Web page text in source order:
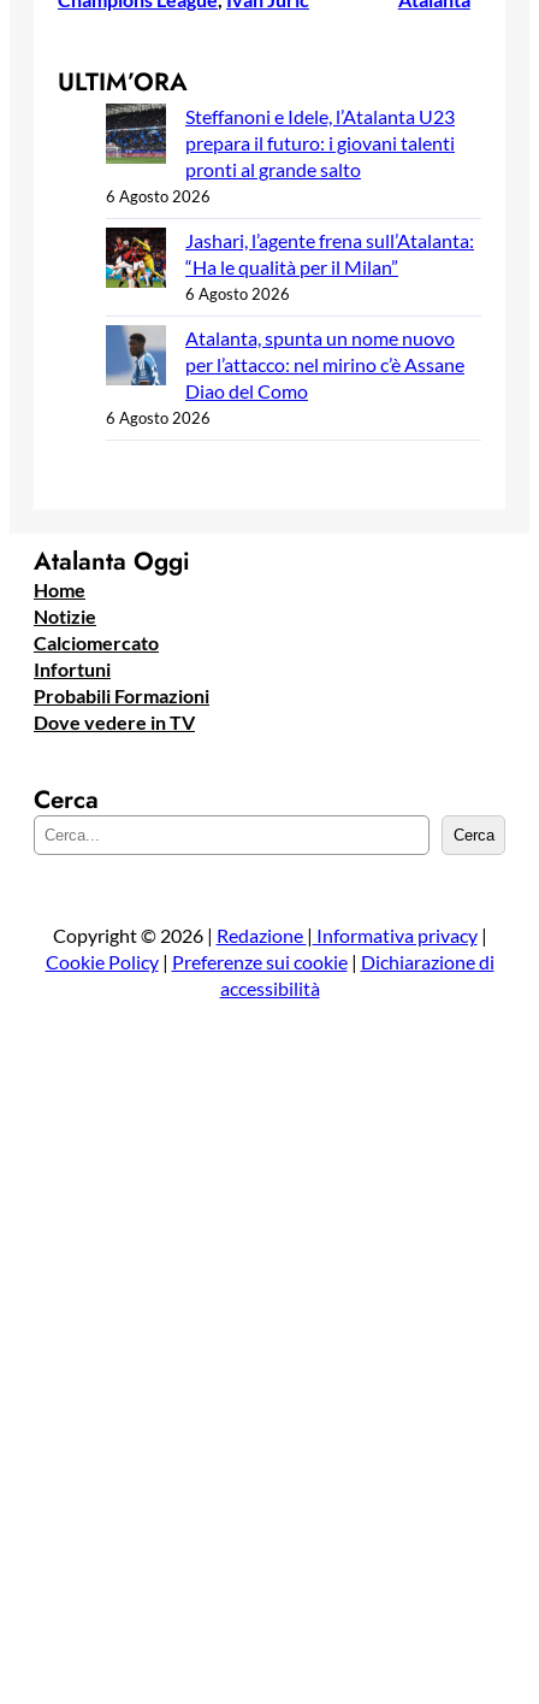
ULTIM’ORA
Steffanoni e Idele, l’Atalanta U23
prepara il futuro: i giovani talenti
pronti al grande salto
6 Agosto 2026
Jashari, l’agente frena sull’Atalanta:
“Ha le qualità per il Milan”
6 Agosto 2026
Atalanta, spunta un nome nuovo
per l’attacco: nel mirino c’è Assane
Diao del Como
6 Agosto 2026
Atalanta Oggi
Home
Notizie
Calciomercato
Infortuni
Probabili Formazioni
Dove vedere in TV
Cerca
e
a
Cerca
Copyright © 2026 | Redazione | Informativa privacy|
Cookie Policy| Preferenze sui cookie| Dichiarazione di
accessibilità